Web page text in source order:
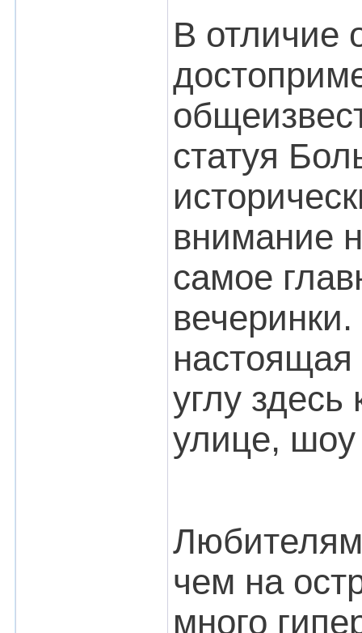
В отличие
статуя
внимание
самое
настоящая
углу
улице,
чем на
много